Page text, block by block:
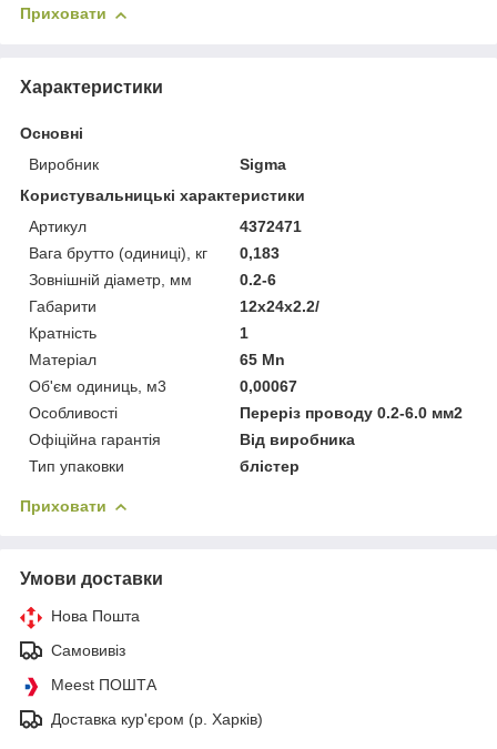
Приховати
Характеристики
Основні
Виробник
Sigma
Користувальницькі характеристики
Артикул
4372471
Вага брутто (одиниці), кг
0,183
Зовнішній діаметр, мм
0.2-6
Габарити
12x24x2.2/
Кратність
1
Матеріал
65 Mn
Об'єм одиниць, м3
0,00067
Особливості
Переріз проводу 0.2-6.0 мм2
Офіційна гарантія
Від виробника
Тип упаковки
блістер
Приховати
Умови доставки
Нова Пошта
Самовивіз
Meest ПОШТА
Доставка кур'єром (р. Харків)